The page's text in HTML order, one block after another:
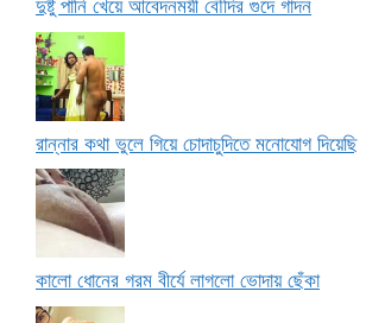
দুষ্টু পানি খেয়ে আবেদনময়ী বৌদির গুদে গাদন
রান্নার কথা ভুলে গিয়ে চোদাচুদিতে মনোযোগ দিয়েছি
কালো ধোনের গরম বীর্যে লাগলো ভোদায় ছেঁকা